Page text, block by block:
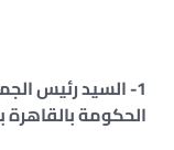
1- السيد رئيس
الحكومة